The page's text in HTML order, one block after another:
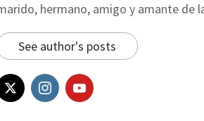
hermano, amigo y amante de
See author's posts